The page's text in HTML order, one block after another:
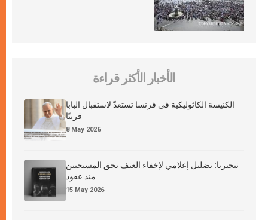
الأخبار الأكثر قراءة
الكنيسة الكاثوليكية في فرنسا تستعدّ لاستقبال البابا
قريبًا
8 May 2026
نيجيريا: تضليل إعلامي لإخفاء العنف بحق المسيحيين
منذ عقود
15 May 2026